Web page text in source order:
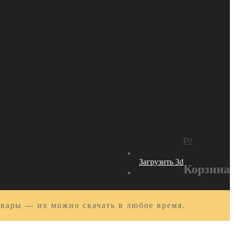
Загрузить 3d
₽0
Корзина
— их можно скачать в любое время.